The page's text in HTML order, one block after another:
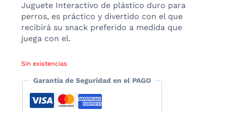
Juguete Interactivo de plástico duro para
perros, es práctico y divertido con el que
recibirá su snack preferido a medida que
juega con el.
Sin existencias
Garantía de Seguridad en el PAGO